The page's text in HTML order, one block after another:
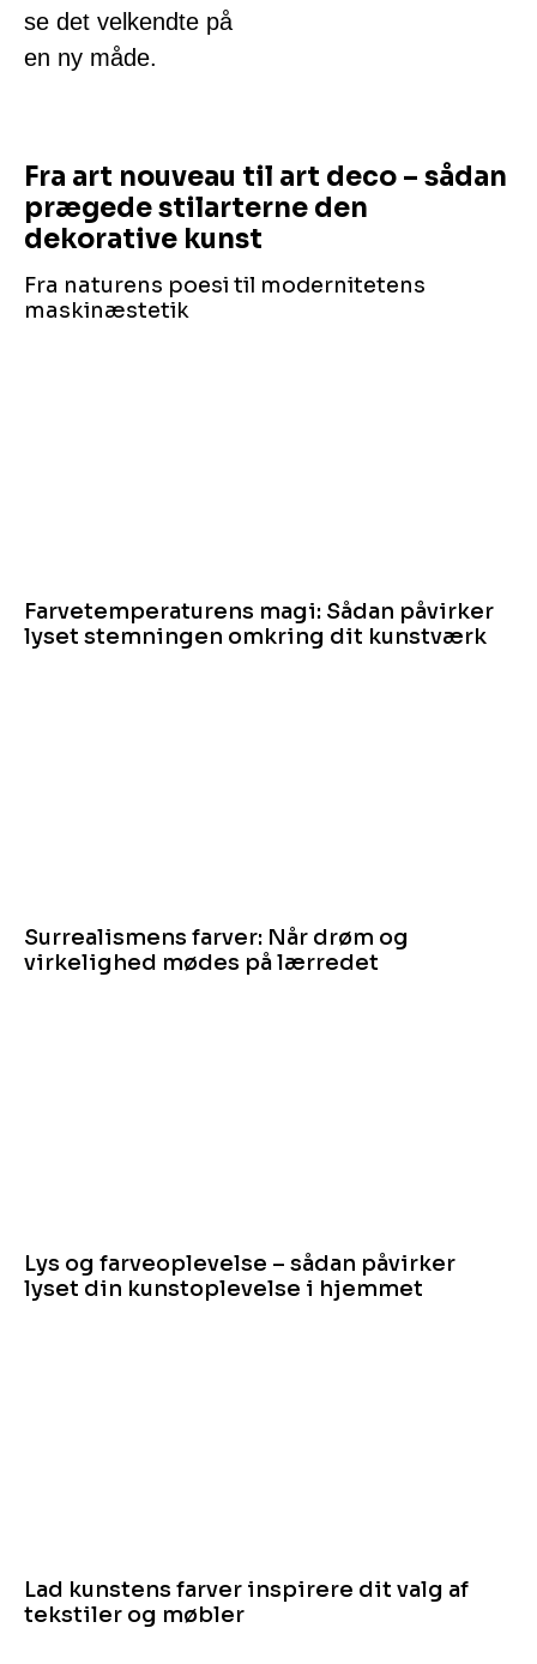
se det velkendte på
en ny måde.
Fra art nouveau til art deco – sådan
prægede stilarterne den
dekorative kunst
Fra naturens poesi til modernitetens
maskinæstetik
Farvetemperaturens magi: Sådan påvirker
lyset stemningen omkring dit kunstværk
Surrealismens farver: Når drøm og
virkelighed mødes på lærredet
Lys og farveoplevelse – sådan påvirker
lyset din kunstoplevelse i hjemmet
Lad kunstens farver inspirere dit valg af
tekstiler og møbler